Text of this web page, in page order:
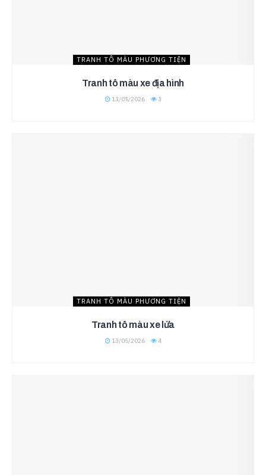
TRANH TÔ MÀU PHƯƠNG TIỆN
Tranh tô màu xe địa hình
13/05/2026 3
TRANH TÔ MÀU PHƯƠNG TIỆN
Tranh tô màu xe lửa
13/05/2026 4